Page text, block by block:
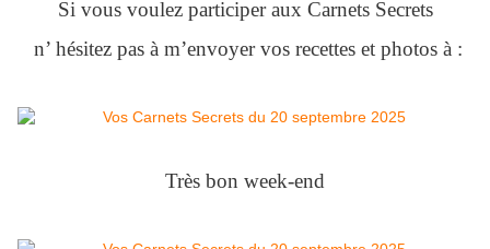
Si vous voulez participer aux Carnets Secrets
n’ hésitez pas à m’envoyer vos recettes et photos à :
Très bon week-end